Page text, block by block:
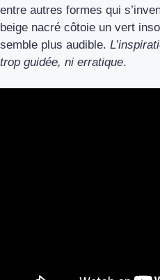
entre autres formes qui
beige nacré côtoie un vert
semble plus audible.
trop guidée, ni erratique.